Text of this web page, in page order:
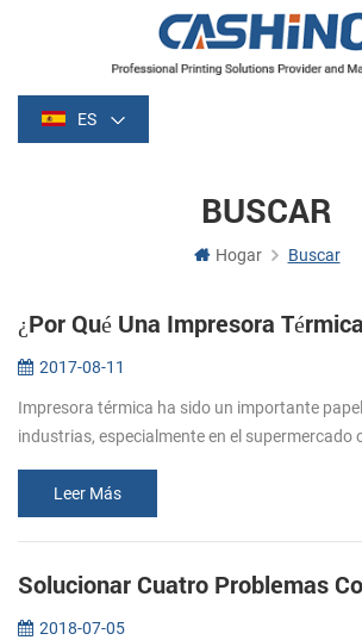
ES
BUSCAR
Hogar Buscar
2017-08-11
Impresora térmica ha sido un importante
industrias, especialmente en el supermercado
industria...
Leer Más
2018-07-05